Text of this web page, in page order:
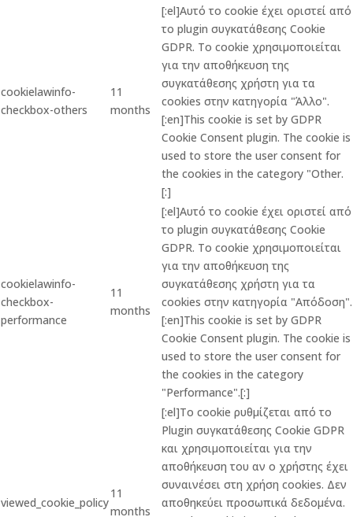
cookielawinfo-
checkbox-others
11
months
[:el]Αυτό το cookie έχει οριστεί από
το plugin συγκατάθεσης Cookie
GDPR. Το cookie χρησιμοποιείται
για την αποθήκευση της
συγκατάθεσης χρήστη για τα
cookies στην κατηγορία "Άλλο".
[:en]This cookie is set by GDPR
Cookie Consent plugin. The cookie is
used to store the user consent for
the cookies in the category "Other.
[:]
cookielawinfo-
checkbox-
performance
11
months
[:el]Αυτό το cookie έχει οριστεί από
το plugin συγκατάθεσης Cookie
GDPR. Το cookie χρησιμοποιείται
για την αποθήκευση της
συγκατάθεσης χρήστη για τα
cookies στην κατηγορία "Απόδοση".
[:en]This cookie is set by GDPR
Cookie Consent plugin. The cookie is
used to store the user consent for
the cookies in the category
"Performance".[:]
viewed_cookie_policy
11
months
[:el]Το cookie ρυθμίζεται από το
Plugin συγκατάθεσης Cookie GDPR
και χρησιμοποιείται για την
αποθήκευση του αν ο χρήστης έχει
συναινέσει στη χρήση cookies. Δεν
αποθηκεύει προσωπικά δεδομένα.